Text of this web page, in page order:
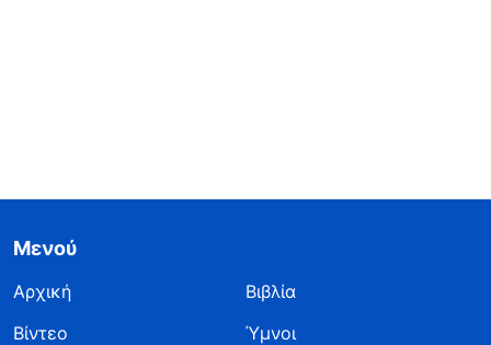
Μενού
Αρχική
Βιβλία
Βίντεο
Ύμνοι